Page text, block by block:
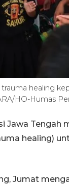
healing
HO-Humas
Jawa Tengah
healing)
Jumat